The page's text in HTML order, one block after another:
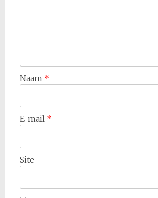
Naam *
E-mail *
Site